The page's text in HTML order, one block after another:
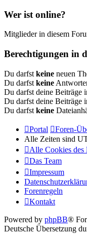
Wer ist online?
Mitglieder in diesem
Berechtigungen in
Du darfst keine neuen
Du darfst keine
Du darfst deine Beiträge
Du darfst deine Beiträge
Du darfst keine
Portal
Foren-
Alle Zeiten sind
Alle Cookies des
Das Team
Impressum
Forenregeln
Kontakt
Powered by phpBB®
Deutsche Übersetzung